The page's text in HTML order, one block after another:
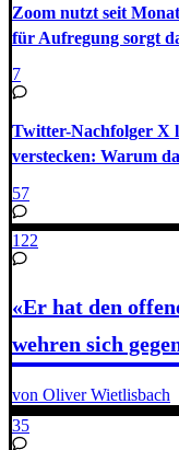
Zoom nutzt seit
für Aufregung sorgt
7
Twitter-Nachfolger X
verstecken: Warum
57
122
«Er hat den
wehren sich
von Oliver Wietlisbach
35